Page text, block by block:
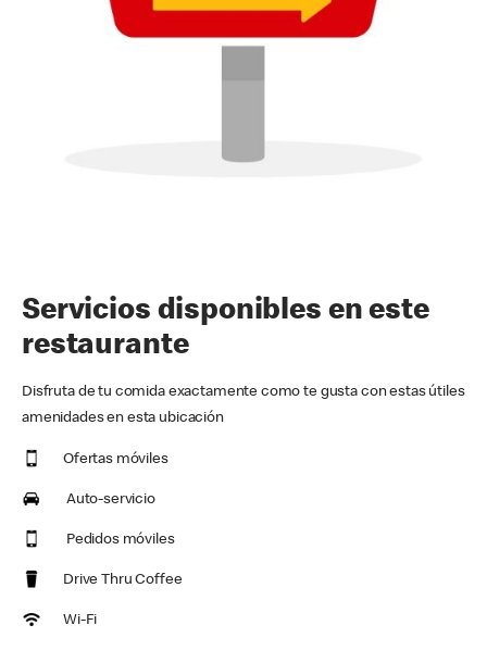
Servicios disponibles en este
restaurante
Disfruta de tu comida exactamente como te gusta con estas útiles
amenidades en esta ubicación
Ofertas móviles
Auto-servicio
Pedidos móviles
Drive Thru Coffee
Wi-Fi